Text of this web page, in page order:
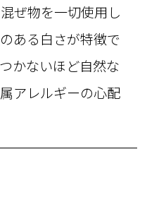
ぜ物を一切使用し
ある白さが特徴で
かないほど自然な
アレルギーの心配